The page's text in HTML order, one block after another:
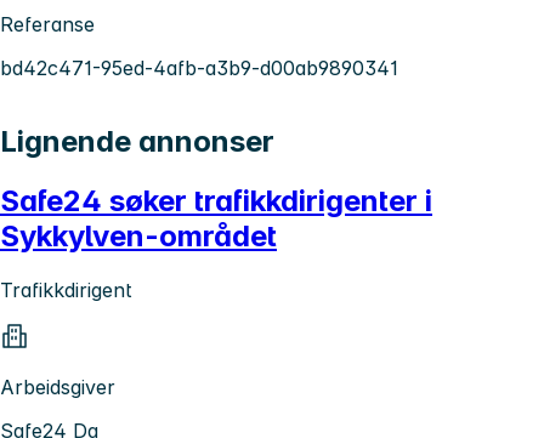
Referanse
bd42c471-95ed-4afb-a3b9-d00ab9890341
Lignende annonser
Safe24 søker trafikkdirigenter i
Sykkylven-området
Trafikkdirigent
Arbeidsgiver
Safe24 Da